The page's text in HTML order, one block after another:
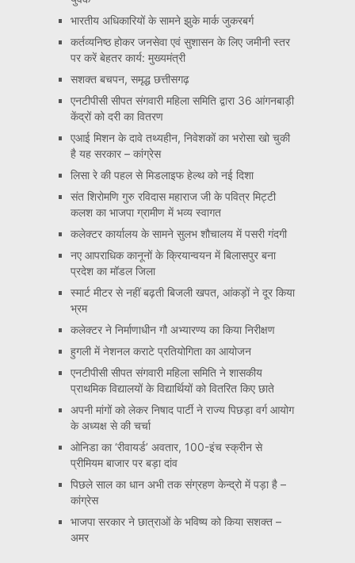
भारतीय अधिकारियों के सामने झुके मार्क जुकरबर्ग
कर्तव्यनिष्ठ होकर जनसेवा एवं सुशासन के लिए जमीनी स्तर
पर करें बेहतर कार्य: मुख्यमंत्री
सशक्त बचपन, समृद्ध छत्तीसगढ़
एनटीपीसी सीपत संगवारी महिला समिति द्वारा 36 आंगनबाड़ी
केंद्रों को दरी का वितरण
एआई मिशन के दावे तथ्यहीन, निवेशकों का भरोसा खो चुकी
है यह सरकार – कांग्रेस
लिसा रे की पहल से मिडलाइफ हेल्थ को नई दिशा
संत शिरोमणि गुरु रविदास महाराज जी के पवित्र मिट्टी
कलश का भाजपा ग्रामीण में भव्य स्वागत
कलेक्टर कार्यालय के सामने सुलभ शौचालय में पसरी गंदगी
नए आपराधिक कानूनों के क्रियान्वयन में बिलासपुर बना
प्रदेश का मॉडल जिला
स्मार्ट मीटर से नहीं बढ़ती बिजली खपत, आंकड़ों ने दूर किया
भ्रम
कलेक्टर ने निर्माणाधीन गौ अभ्यारण्य का किया निरीक्षण
हुगली में नेशनल कराटे प्रतियोगिता का आयोजन
एनटीपीसी सीपत संगवारी महिला समिति ने शासकीय
प्राथमिक विद्यालयों के विद्यार्थियों को वितरित किए छाते
अपनी मांगों को लेकर निषाद पार्टी ने राज्य पिछड़ा वर्ग आयोग
के अध्यक्ष से की चर्चा
ओनिडा का ‘रीवायर्ड’ अवतार, 100-इंच स्क्रीन से
प्रीमियम बाजार पर बड़ा दांव
पिछले साल का धान अभी तक संग्रहण केन्द्रो में पड़ा है –
कांग्रेस
भाजपा सरकार ने छात्राओं के भविष्य को किया सशक्त –
अमर